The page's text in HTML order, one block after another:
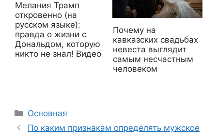
Мелания Трамп
откровенно (на
русском языке):
правда о жизни с
Дональдом, которую
никто не знал! Видео
Почему на
кавказских свадьбах
невеста выглядит
самым несчастным
человеком
Рубрики
Основная
По каким признакам определять мужское